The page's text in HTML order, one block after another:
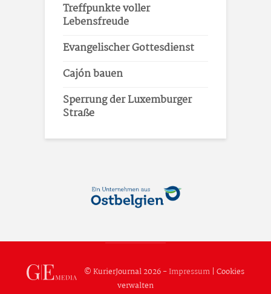
Treffpunkte voller
Lebensfreude
Evangelischer Gottesdienst
Cajón bauen
Sperrung der Luxemburger
Straße
© KurierJournal 2026 -Impressum| Cookies
verwalten